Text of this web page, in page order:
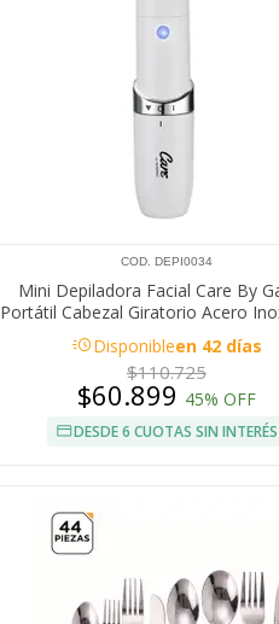
COD. DEPI0034
Mini Depiladora Facial Care By
Portátil Cabezal Giratorio Acero
Con Luz LED
acuteDisponibleen 42 días
$110.725
$60.899 45% OFF
DESDE 6 CUOTAS SIN INTERÉS